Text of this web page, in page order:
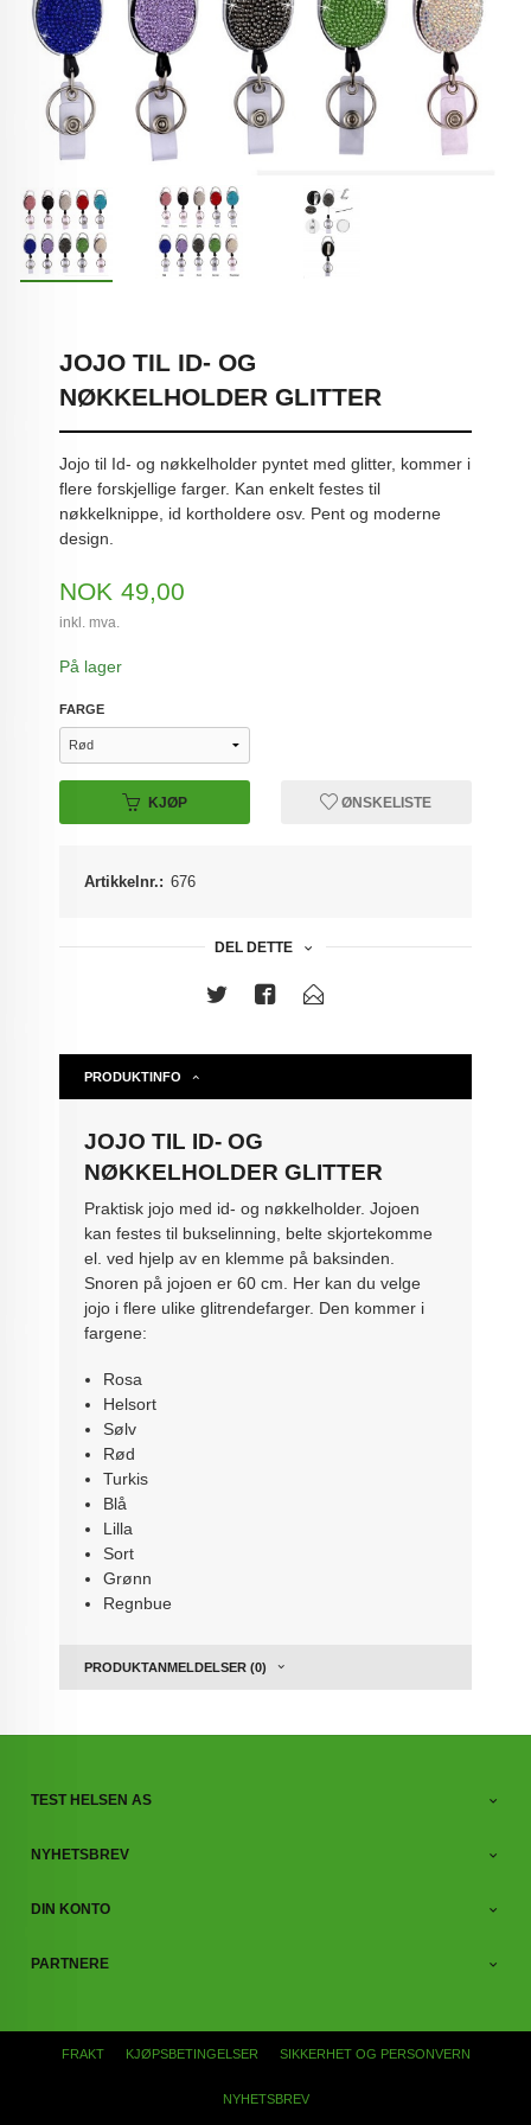
JOJO TIL ID- OG
NØKKELHOLDER GLITTER
Jojo til Id- og nøkkelholder pyntet med glitter, kommer i
flere forskjellige farger. Kan enkelt festes til
nøkkelknippe, id kortholdere osv. Pent og moderne
design.
Pris
NOK 49,00
inkl. mva.
På lager
FARGE
KJØP ØNSKELISTE
Artikkelnr.: 676
DEL DETTE
PRODUKTINFO
JOJO TIL ID- OG
NØKKELHOLDER GLITTER
Praktisk jojo med id- og nøkkelholder. Jojoen
kan festes til bukselinning, belte skjortekomme
el. ved hjelp av en klemme på baksinden.
Snoren på jojoen er 60 cm. Her kan du velge
jojo i flere ulike glitrendefarger. Den kommer i
fargene:
Rosa
Helsort
Sølv
Rød
Turkis
Blå
Lilla
Sort
Grønn
Regnbue
PRODUKTANMELDELSER (0)
TEST HELSEN AS
NYHETSBREV
DIN KONTO
PARTNERE
FRAKT KJØPSBETINGELSER SIKKERHET OG PERSONVERN
NYHETSBREV